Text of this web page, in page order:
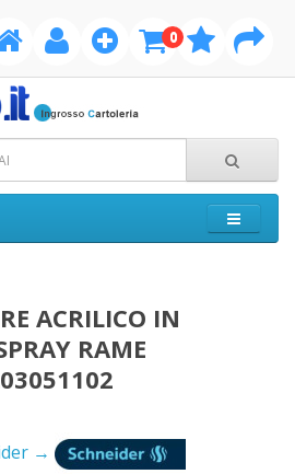
0
ACRILICO IN
RAME
→